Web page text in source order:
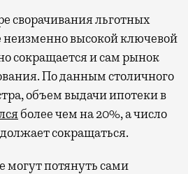
сворачивания льготных
высокой ключевой
сокращается и сам рынок
По данным столичного
объем выдачи ипотеки в
более чем на 20%, а число
сокращаться.
могут потянуть сами